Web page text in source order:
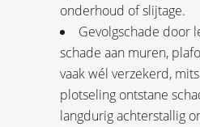
onderhoud of slijtage.
Gevolgschade door
schade aan muren,
vaak wél verzekerd,
plotseling ontstane
langdurig achterstallig